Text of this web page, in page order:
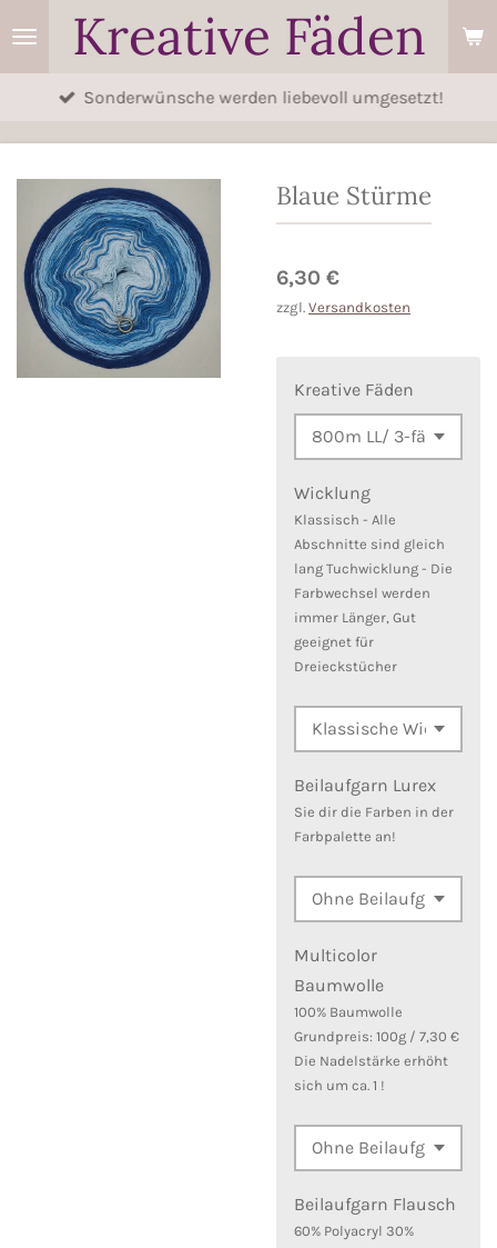
Zum
HauptinhaltKreative Fäden
Sonderwünsche werden liebevoll umgesetzt!
Blaue Stürme
6,30 €
zzgl. Versandkosten
Kreative Fäden
Wicklung
Klassisch - Alle
Abschnitte sind gleich
lang Tuchwicklung - Die
Farbwechsel werden
immer Länger, Gut
geeignet für
Dreieckstücher
Beilaufgarn Lurex
Sie dir die Farben in der
Farbpalette an!
Multicolor
Baumwolle
100% Baumwolle
Grundpreis: 100g / 7,30 €
Die Nadelstärke erhöht
sich um ca. 1 !
Beilaufgarn Flausch
60% Polyacryl 30%